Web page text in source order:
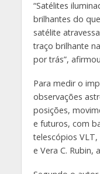
“Satélites
brilhantes do
satélite
traço brilhante
por trás”,
Para medir o
observações
posições,
e futuros, com
telescópios
e Vera C. Rubin,